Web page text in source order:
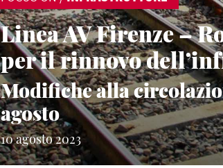
Linea AV Firenze –
per il rinnovo
Modifiche alla
agosto
10 agosto 2023